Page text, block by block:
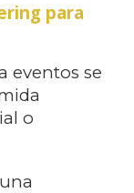
para
eventos se
o